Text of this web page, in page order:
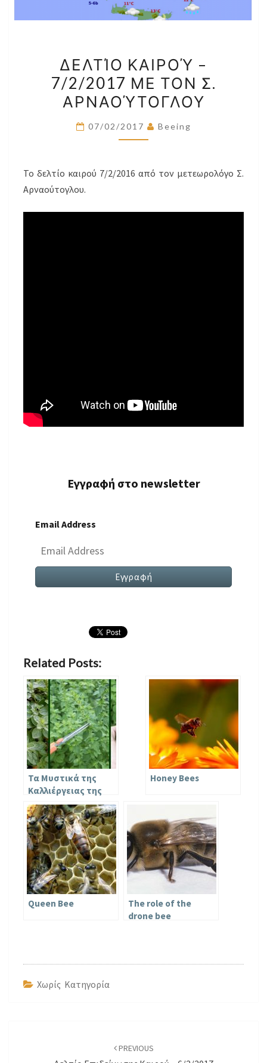
ΚΑΙΡΟΎ
–
7/2/2017
ΤΟΝ
ΔΕΛΤΊΟ ΚΑΙΡΟΎ –
7/2/2017 ΜΕ ΤΟΝ Σ.
ΑΡΝΑΟΎΤΟΓΛΟΥ
07/02/2017 Beeing
Το δελτίο καιρού 7/2/2016 από τον μετεωρολόγο Σ.
Αρναούτογλου.
Εγγραφή στο newsletter
Email Address
Related Posts:
Τα Μυστικά της
Καλλιέργειας της
Ρίγανης, που θα
Πρέπει να Ξέρετε
πριν Φυτέψετε!
Honey Bees
Queen Bee
The role of the
drone bee
Χωρίς Κατηγορία
PREVIOUS